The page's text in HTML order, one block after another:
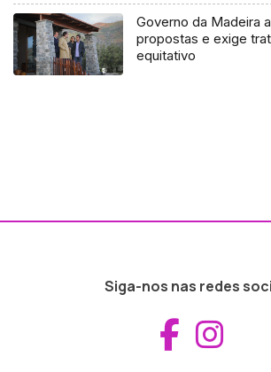
Governo da Madeira
propostas e exige
equitativo
Siga-nos nas redes